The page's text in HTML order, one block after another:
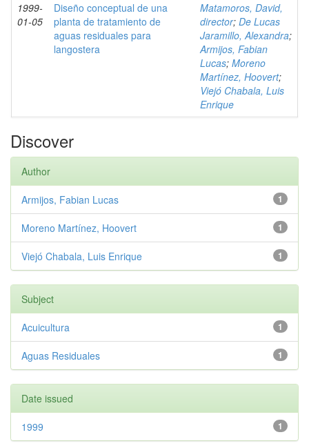
1999-
01-05
Diseño conceptual de una
planta de tratamiento de
aguas residuales para
langostera
Matamoros, David,
director; De Lucas
Jaramillo, Alexandra;
Armijos, Fabian
Lucas; Moreno
Martínez, Hoovert;
Viejó Chabala, Luis
Enrique
Discover
Author
1
Armijos, Fabian Lucas
1
Moreno Martínez, Hoovert
1
Viejó Chabala, Luis Enrique
Subject
1
Acuicultura
1
Aguas Residuales
Date issued
1
1999